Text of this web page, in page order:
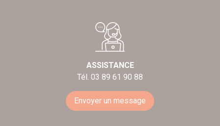
ASSISTANCE
Tél. 03 89 61 90 88
Envoyer un message